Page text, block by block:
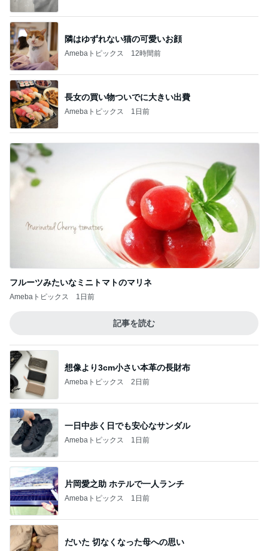
隣はゆずれない猫の可愛いお顔
Amebaトピックス 12時間前
長女の買い物ついでに大きい出費
Amebaトピックス 1日前
フルーツみたいなミニトマトのマリネ
Amebaトピックス 1日前
記事を読む
想像より3cm小さい本革の長財布
Amebaトピックス 2日前
一日中歩く日でも安心なサンダル
Amebaトピックス 1日前
片岡愛之助 ホテルで一人ランチ
Amebaトピックス 1日前
だいた 切なくなった母への思い